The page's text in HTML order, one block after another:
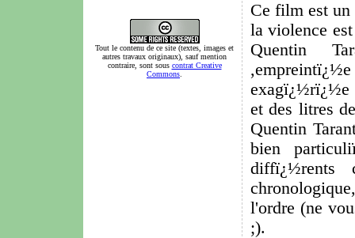
Tout le contenu de ce site (textes, images et
autres travaux originaux), sauf mention
contraire, sont sous contrat Creative
Commons
Ce film est
la violence
Quentin
exagï¿½rï¿½e
et des litres
Quentin
bien
diffï¿½rents
l'ordre (ne
;).